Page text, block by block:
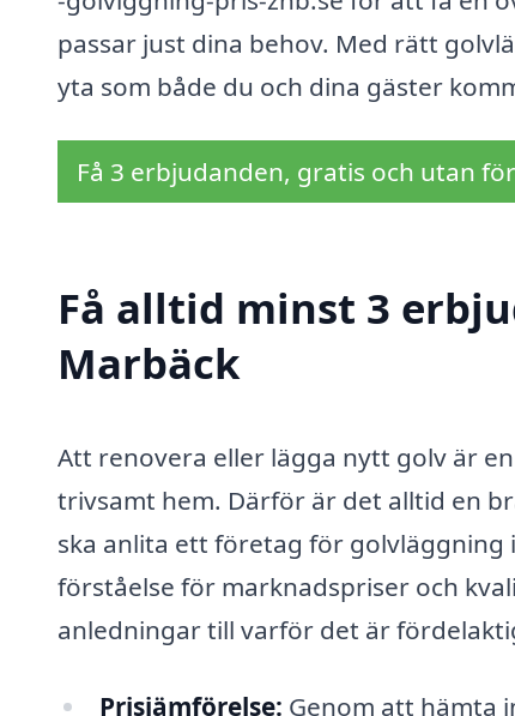
passar just dina behov. Med rätt
yta som både du och dina gäster
Få 3 erbjudanden, gratis och utan
Få alltid minst 3
Marbäck
Att renovera eller lägga nytt golv är
trivsamt hem. Därför är det alltid en
ska anlita ett företag för
förståelse för marknadspriser och
anledningar till varför det är
Prisjämförelse: Genom att hämta